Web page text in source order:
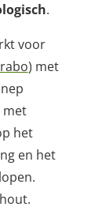
.
voor
) met
met
het
en het